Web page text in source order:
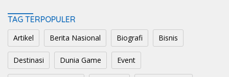
TAG TERPOPULER
Artikel Berita Nasional Biografi Bisnis
Destinasi Dunia Game Event